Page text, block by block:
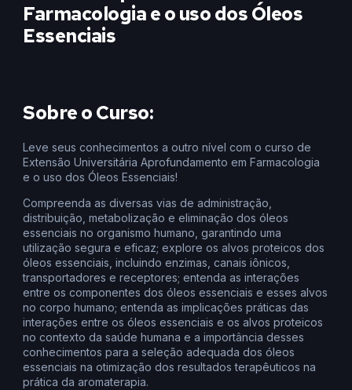
Farmacologia e o uso dos Óleos
Essenciais
Sobre o Curso:
Leve seus conhecimentos a outro nível com o curso de
Extensão Universitária Aprofundamento em Farmacologia
e o uso dos Óleos Essenciais!
Compreenda as diversas vias de administração,
distribuição, metabolização e eliminação dos óleos
essenciais no organismo humano, garantindo uma
utilização segura e eficaz; explore os alvos proteicos dos
óleos essenciais, incluindo enzimas, canais iônicos,
transportadores e receptores; entenda as interações
entre os componentes dos óleos essenciais e esses alvos
no corpo humano; entenda as implicações práticas das
interações entre os óleos essenciais e os alvos proteicos
no contexto da saúde humana e a importância desses
conhecimentos para a seleção adequada dos óleos
essenciais na otimização dos resultados terapêuticos na
prática da aromaterapia.